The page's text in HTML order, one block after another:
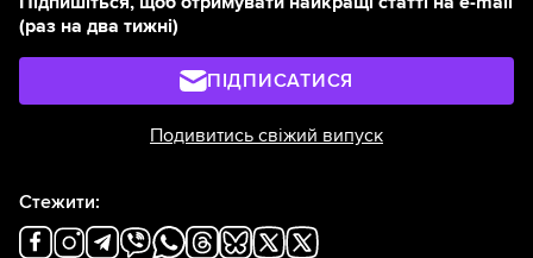
(раз на два тижні)
ПІДПИСАТИСЯ
Подивитись свіжий випуск
Стежити: